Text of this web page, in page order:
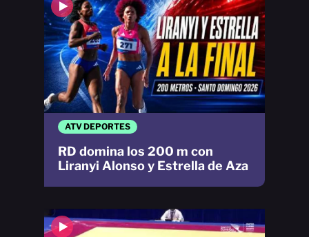
ATV DEPORTES
RD domina los 200 m con
Liranyi Alonso y Estrella de Aza